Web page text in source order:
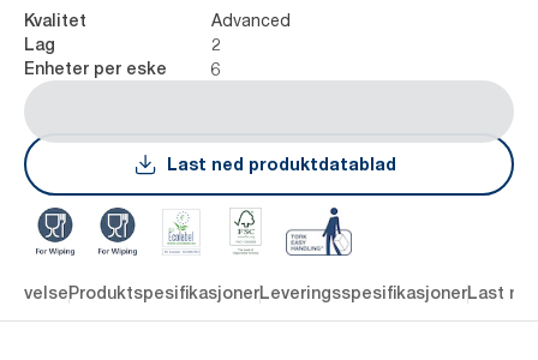
Kvalitet Advanced
Lag 2
Enheter per eske 6
Last ned produktdatablad
ProduktspesifikasjonerLeveringsspesifikasjonerLast